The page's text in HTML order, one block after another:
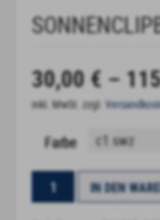
30,00€ –
inkl. MwSt. zzgl.
Farbe
Sonnenclipbrille
-
IN DEN